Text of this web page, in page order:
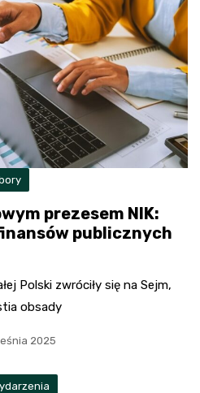
prezesem NIK:
publicznych
Polski zwróciły się na Sejm,
obsady
2025